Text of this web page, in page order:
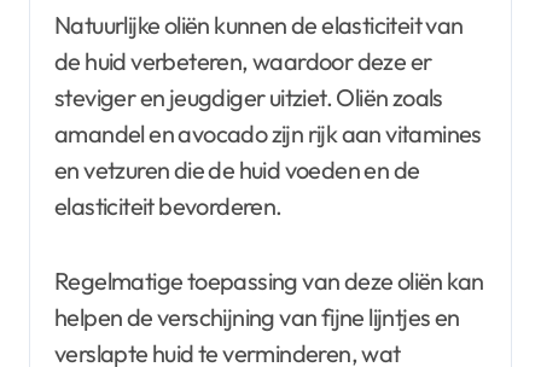
Natuurlijke oliën kunnen de elasticiteit van
de huid verbeteren, waardoor deze er
steviger en jeugdiger uitziet. Oliën zoals
amandel en avocado zijn rijk aan vitamines
en vetzuren die de huid voeden en de
elasticiteit bevorderen.
Regelmatige toepassing van deze oliën kan
helpen de verschijning van fijne lijntjes en
verslapte huid te verminderen, wat